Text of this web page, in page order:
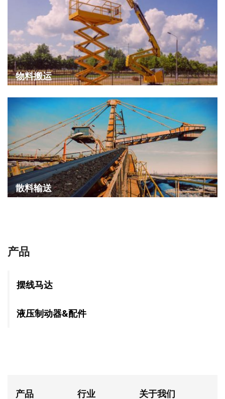
物料搬运
散料输送
产品
摆线马达
液压制动器&配件
产品 行业 关于我们